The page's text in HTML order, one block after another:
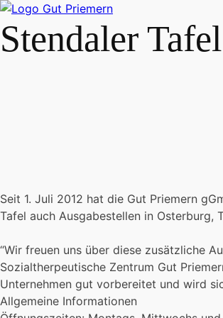
Stendaler Tafel
Seit 1. Juli 2012 hat die Gut Priemern
Tafel auch Ausgabestellen in Osterburg,
“Wir freuen uns über diese zusätzliche
Sozialtherpeutische Zentrum Gut
Unternehmen gut vorbereitet und wird
Allgemeine Informationen